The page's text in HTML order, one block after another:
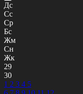
Дс
Сс
Ср
Бс
Жм
Сн
Жк
29
30
1 2 3 4 5